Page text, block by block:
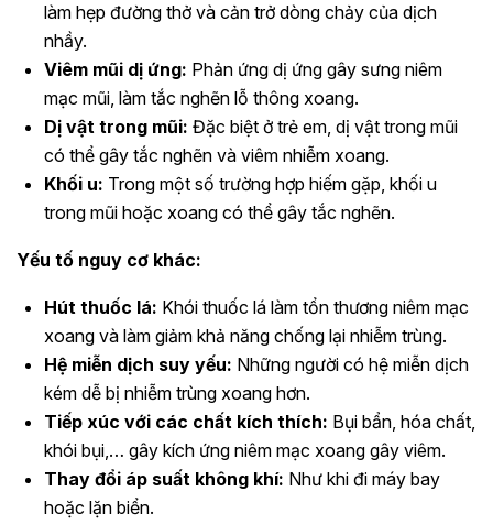
làm hẹp đường thở và cản trở dòng chảy của dịch
nhầy.
Viêm mũi dị ứng: Phản ứng dị ứng gây sưng niêm
mạc mũi, làm tắc nghẽn lỗ thông xoang.
Dị vật trong mũi: Đặc biệt ở trẻ em, dị vật trong mũi
có thể gây tắc nghẽn và viêm nhiễm xoang.
Khối u: Trong một số trường hợp hiếm gặp, khối u
trong mũi hoặc xoang có thể gây tắc nghẽn.
Yếu tố nguy cơ khác:
Hút thuốc lá: Khói thuốc lá làm tổn thương niêm mạc
xoang và làm giảm khả năng chống lại nhiễm trùng.
Hệ miễn dịch suy yếu: Những người có hệ miễn dịch
kém dễ bị nhiễm trùng xoang hơn.
Tiếp xúc với các chất kích thích: Bụi bẩn, hóa chất,
khói bụi,… gây kích ứng niêm mạc xoang gây viêm.
Thay đổi áp suất không khí: Như khi đi máy bay
hoặc lặn biển.